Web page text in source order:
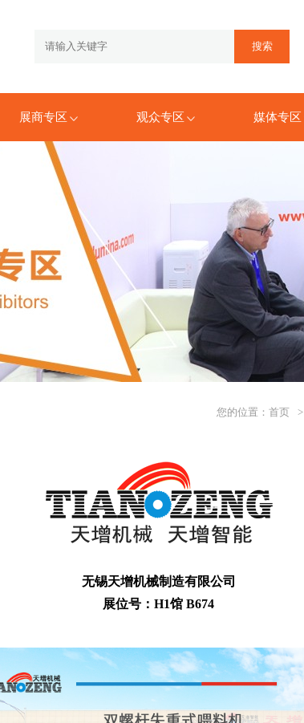
展商专区 观众专区 媒体专区
您的位置： 首页 >
无锡天增机械制造有限公司
展位号：H1馆 B674